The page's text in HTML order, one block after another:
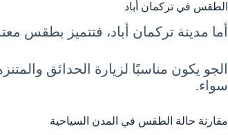
الطقس في تركمان أباد
أما مدينة تركمان أباد، فتتميز بطقس معتدل
الجو يكون مناسبًا لزيارة الحدائق
سواء.
مقارنة حالة الطقس في المدن السياحية